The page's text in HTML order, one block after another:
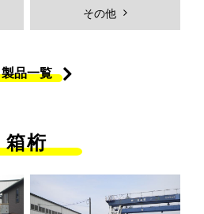
働く人を知る
その他
製品一覧
箱桁